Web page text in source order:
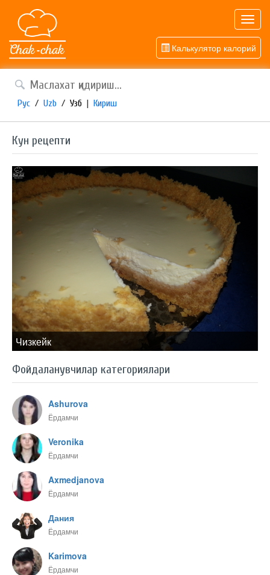
Калькулятор калорий
Рус / Uzb / Узб | Кириш
Кун рецепти
Чизкейк
Фойдаланувчилар категориялари
Ashurova
Ёрдамчи
Veronika
Ёрдамчи
Axmedjanova
Ёрдамчи
Дания
Ёрдамчи
Karimova
Ёрдамчи